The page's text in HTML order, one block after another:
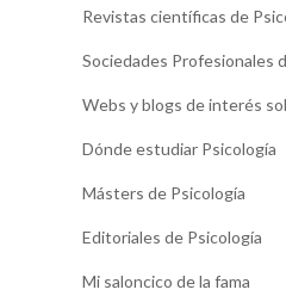
Revistas científicas de
Sociedades Profesionales
Webs y blogs de interés
Dónde estudiar Psicología
Másters de Psicología
Editoriales de Psicología
Mi saloncico de la fama